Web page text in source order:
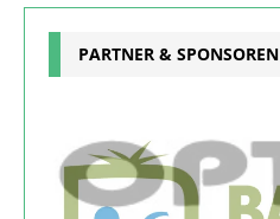
PARTNER & SPONSOREN